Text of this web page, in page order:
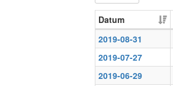
Datum
2019-08-31
2019-07-27
2019-06-29